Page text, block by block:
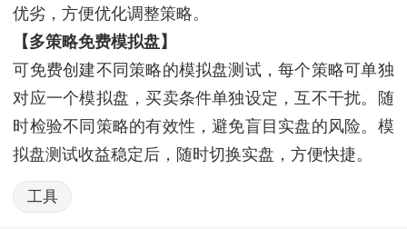
优劣，方便优化调整策略。
【多策略免费模拟盘】
可免费创建不同策略的模拟盘测试，每个策略可单独
对应一个模拟盘，买卖条件单独设定，互不干扰。随
时检验不同策略的有效性，避免盲目实盘的风险。模
拟盘测试收益稳定后，随时切换实盘，方便快捷。
工具